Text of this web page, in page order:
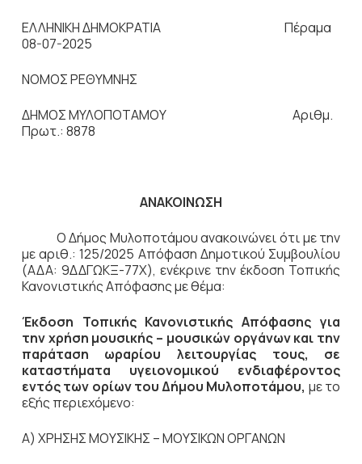
ΕΛΛΗΝΙΚΗ ΔΗΜΟΚΡΑΤΙΑ Πέραμα
08-07-2025
ΝΟΜΟΣ ΡΕΘΥΜΝΗΣ
ΔΗΜΟΣ ΜΥΛΟΠΟΤΑΜΟΥ Αριθμ.
Πρωτ.: 8878
ΑΝΑΚΟΙΝΩΣΗ
Ο Δήμος Μυλοποτάμου ανακοινώνει ότι με την
με αριθ.: 125/2025 Απόφαση Δημοτικού Συμβουλίου
(ΑΔΑ: 9ΔΔΓΩΚΞ-77Χ), ενέκρινε την έκδοση Τοπικής
Κανονιστικής Απόφασης με θέμα:
Έκδοση Τοπικής Κανονιστικής Απόφασης για
την χρήση μουσικής – μουσικών οργάνων και την
παράταση ωραρίου λειτουργίας τους, σε
καταστήματα υγειονομικού ενδιαφέροντος
εντός των ορίων του Δήμου Μυλοποτάμου, με το
εξής περιεχόμενο:
Α) ΧΡΗΣΗΣ ΜΟΥΣΙΚΗΣ – ΜΟΥΣΙΚΩΝ ΟΡΓΑΝΩΝ